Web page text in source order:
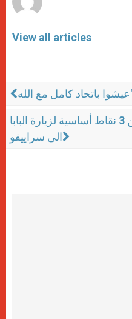
View all articles
الكاردينال بارولين يتحدث عن 3 نقاط أساسية لزيارة البابا
الى سراييفو